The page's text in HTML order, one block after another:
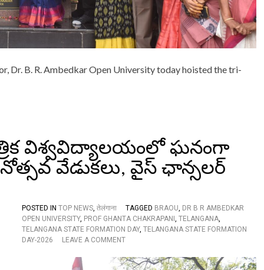
E
B
R
A
T
D
N
D
E
R
A
T
R
Dr. B. R. Ambedkar Open University today hoisted the tri-
విశ్వవిద్యాలయంలో ఘనంగా
వేడుకలు, వైస్ ఛాన్సలర్
POSTED IN TOP NEWS, तेलंगाना TAGGED BRAOU, DR B R AMBEDKAR
OPEN UNIVERSITY, PROF GHANTA CHAKRAPANI, TELANGANA,
TELANGANA STATE FORMATION DAY, TELANGANA STATE FORMATION
DAY-2026
LEAVE A COMMENTO
డా